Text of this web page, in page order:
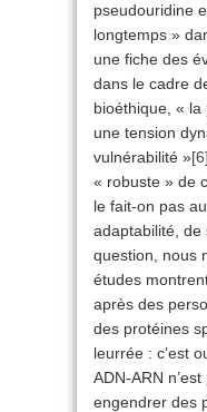
pseudouridine
longtemps »
une fiche des
dans le cadre
bioéthique, « la
une tension
vulnérabilité »[6]
« robuste » de
le fait-on pas
adaptabilité, de
question, nous
études
après des
des protéines
leurrée : c’est
ADN-ARN
engendrer des